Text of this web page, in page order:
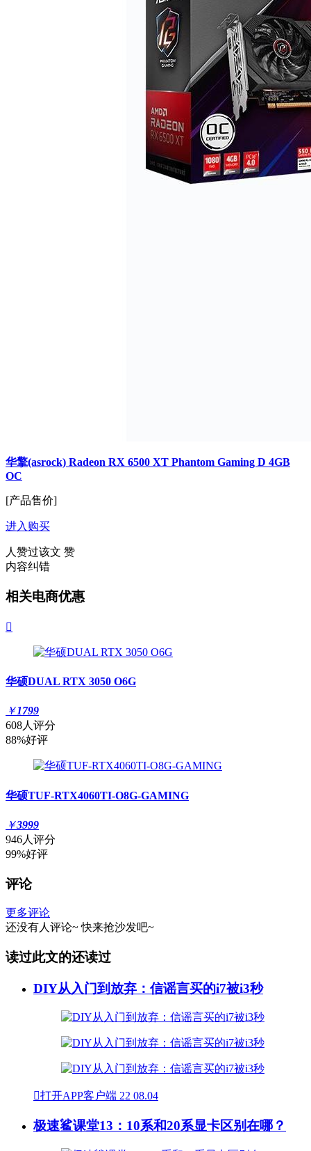
华擎(asrock) Radeon RX 6500 XT Phantom Gaming D 4GB
OC
[产品售价]
进入购买
人赞过该文 赞
内容纠错
相关电商优惠

华硕DUAL RTX 3050 O6G
￥1799
608人评分
88%好评
华硕TUF-RTX4060TI-O8G-GAMING
￥3999
946人评分
99%好评
评论
更多评论
还没有人评论~ 快来抢沙发吧~
读过此文的还读过
DIY从入门到放弃：信谣言买的i7被i3秒
打开APP客户端 22 08.04
极速鲨课堂13：10系和20系显卡区别在哪？